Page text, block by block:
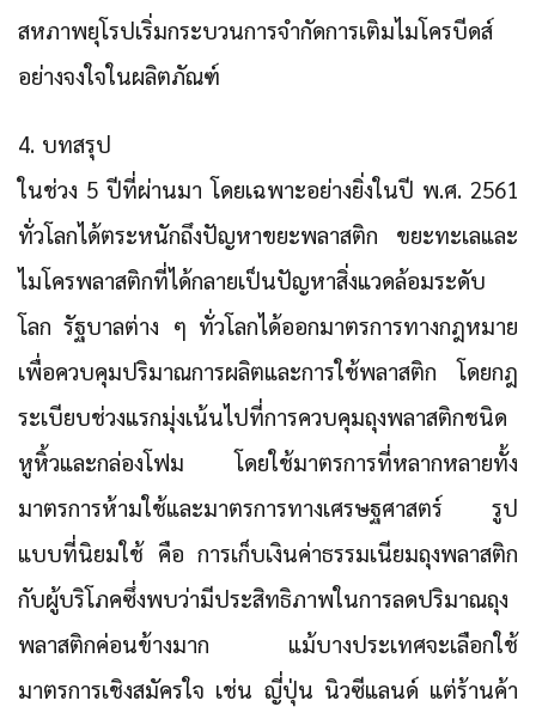
สหภาพยุโรปเริ่มกระบวนการจำกัดการเติมไมโครบีดส์
อย่างจงใจในผลิตภัณฑ์
4. บทสรุป
ในช่วง 5 ปีที่ผ่านมา โดยเฉพาะอย่างยิ่งในปี พ.ศ. 2561
ทั่วโลกได้ตระหนักถึงปัญหาขยะพลาสติก ขยะทะเลและ
ไมโครพลาสติกที่ได้กลายเป็นปัญหาสิ่งแวดล้อมระดับ
โลก รัฐบาลต่าง ๆ ทั่วโลกได้ออกมาตรการทางกฎหมาย
เพื่อควบคุมปริมาณการผลิตและการใช้พลาสติก โดยกฎ
ระเบียบช่วงแรกมุ่งเน้นไปที่การควบคุมถุงพลาสติกชนิด
หูหิ้วและกล่องโฟม โดยใช้มาตรการที่หลากหลายทั้ง
มาตรการห้ามใช้และมาตรการทางเศรษฐศาสตร์ รูป
แบบที่นิยมใช้ คือ การเก็บเงินค่าธรรมเนียมถุงพลาสติก
กับผู้บริโภคซึ่งพบว่ามีประสิทธิภาพในการลดปริมาณถุง
พลาสติกค่อนข้างมาก แม้บางประเทศจะเลือกใช้
มาตรการเชิงสมัครใจ เช่น ญี่ปุ่น นิวซีแลนด์ แต่ร้านค้า